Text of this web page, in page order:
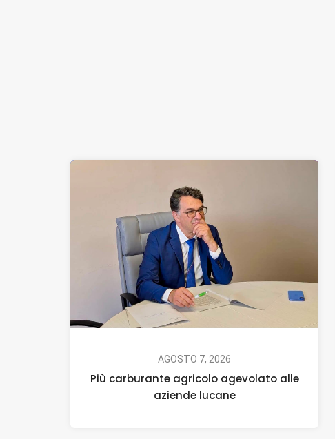
AGOSTO 7, 2026
Più carburante agricolo agevolato alle
aziende lucane